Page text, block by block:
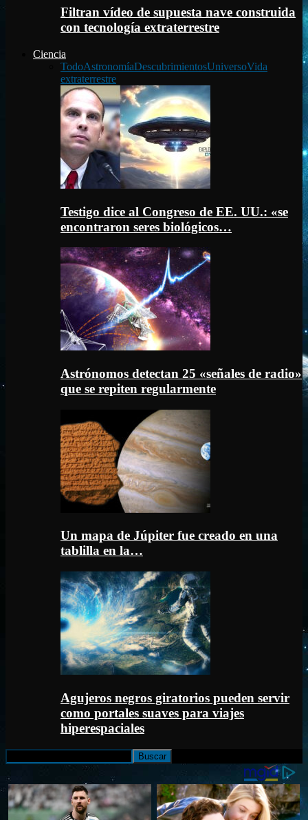
Filtran vídeo de supuesta nave construida
con tecnología extraterrestre
Ciencia
TodoAstronomíaDescubrimientosUniversoVida
extraterrestre
Testigo dice al Congreso de EE. UU.: «se
encontraron seres biológicos…
Astrónomos detectan 25 «señales de radio»
que se repiten regularmente
Un mapa de Júpiter fue creado en una
tablilla en la…
Agujeros negros giratorios pueden servir
como portales suaves para viajes
hiperespaciales